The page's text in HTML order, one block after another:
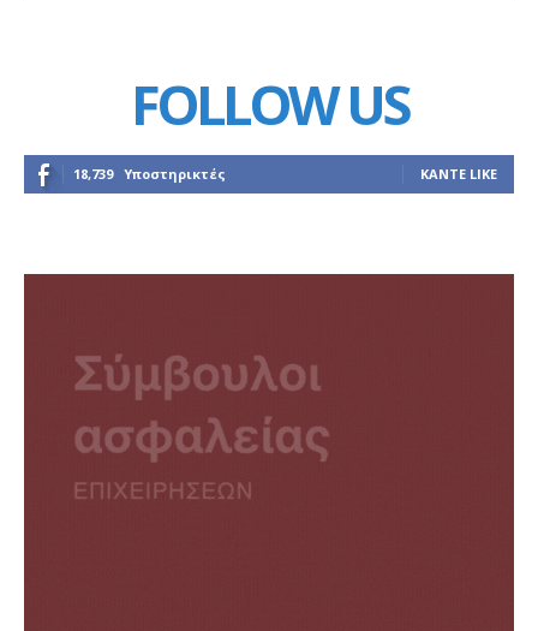
FOLLOW US
18,739 Υποστηρικτές ΚΆΝΤΕ LIKE